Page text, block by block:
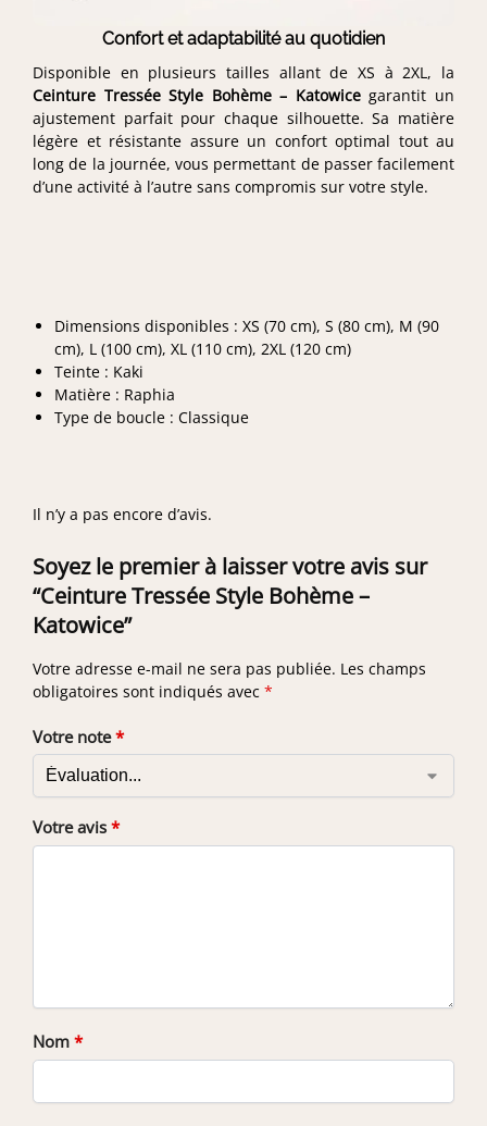
Confort et adaptabilité au quotidien
Disponible en plusieurs tailles allant de XS à 2XL, la
Ceinture Tressée Style Bohème – Katowicegarantit un
ajustement parfait pour chaque silhouette. Sa matière
légère et résistante assure un confort optimal tout au
long de la journée, vous permettant de passer facilement
d’une activité à l’autre sans compromis sur votre style.
Dimensions disponibles : XS (70 cm), S (80 cm), M (90
cm), L (100 cm), XL (110 cm), 2XL (120 cm)
Teinte : Kaki
Matière : Raphia
Type de boucle : Classique
Il n’y a pas encore d’avis.
Soyez le premier à laisser votre avis sur
“Ceinture Tressée Style Bohème –
Katowice”
Votre adresse e-mail ne sera pas publiée. Les champs
obligatoires sont indiqués avec *
Votre note*
Votre avis *
Nom *